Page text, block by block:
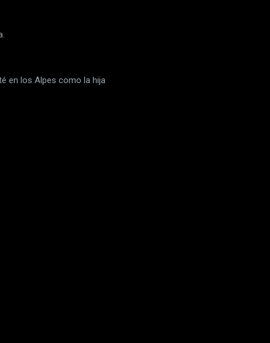
en los Alpes como la hija